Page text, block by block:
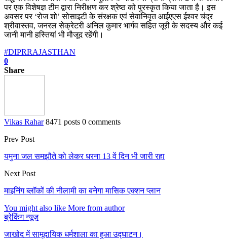
पर एक विशेषज्ञ टीम द्वारा निरीक्षण कर श्रेष्ठ को पुरस्कृत किया जाता है। इस
अवसर पर ‘रोज शो’ सोसाइटी के संरक्षक एवं सेवानिवृत आईएएस ईश्वर चंद्र
श्रीवास्तव, जनरल सेक्रेटरी अनिल कुमार भार्गव सहित जूरी के सदस्य और कई
जानी मानी हस्तियां भी मौजूद रहेंगी।
#DIPRRAJASTHAN
0
Share
Vikas Rahar 8471 posts 0 comments
Prev Post
यमुना जल समझौते को लेकर धरना 13 वें दिन भी जारी रहा
Next Post
माइनिंग ब्लॉकों की नीलामी का बनेगा मासिक एक्शन प्लान
You might also like More from author
ब्रेकिंग न्यूज़
जाखोद में सामूदायिक धर्मशाला का हुआ उद्घाटन।